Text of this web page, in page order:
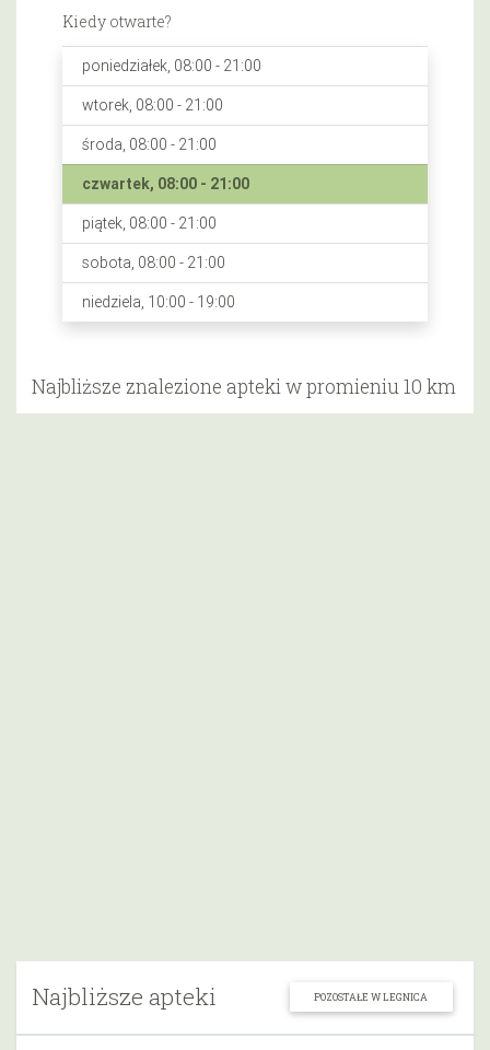
Najbliższe apteki POZOSTAŁE W LEGNICA
Kiedy otwarte?
poniedziałek, 08:00 - 21:00
wtorek, 08:00 - 21:00
środa, 08:00 - 21:00
czwartek, 08:00 - 21:00
piątek, 08:00 - 21:00
sobota, 08:00 - 21:00
niedziela, 10:00 - 19:00
Najbliższe znalezione apteki w promieniu 10 km